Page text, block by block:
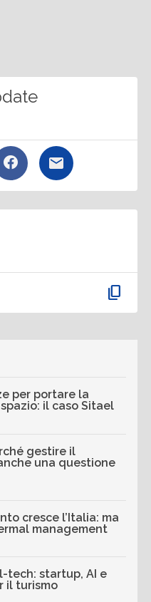
content_copy
per portare la
il caso Sitael
gestire il
una questione
cresce l’Italia: ma
management
tech: startup, AI e
il turismo